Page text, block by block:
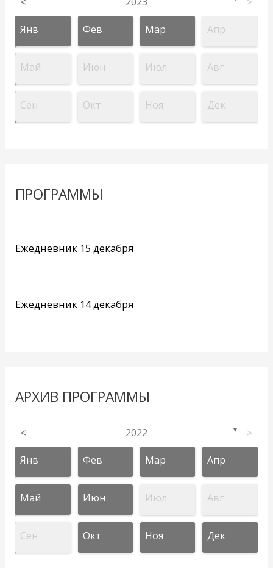
Янв Фев Мар Апр
Май Июн Июл Авг
Сен Окт Ноя Дек
ПРОГРАММЫ
Ежедневник 15 декабря
Ежедневник 14 декабря
АРХИВ ПРОГРАММЫ
< 2022 ▼ >
Янв Фев Мар Апр
Май Июн Июл Авг
Сен Окт Ноя Дек